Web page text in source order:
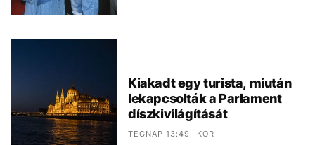
Kiakadt egy turista, miután
lekapcsolták a Parlament
díszkivilágítását
TEGNAP 13:49 -KOR